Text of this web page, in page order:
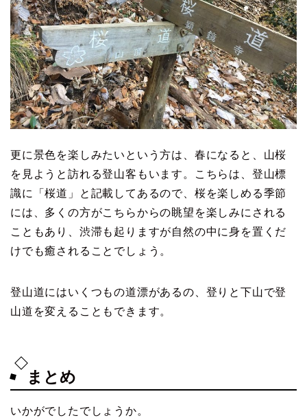
更に景色を楽しみたいという方は、春になると、山桜
を見ようと訪れる登山客もいます。こちらは、登山標
識に「桜道」と記載してあるので、桜を楽しめる季節
には、多くの方がこちらからの眺望を楽しみにされる
こともあり、渋滞も起りますが自然の中に身を置くだ
けでも癒されることでしょう。
登山道にはいくつもの道漂があるの、登りと下山で登
山道を変えることもできます。
まとめ
いかがでしたでしょうか。